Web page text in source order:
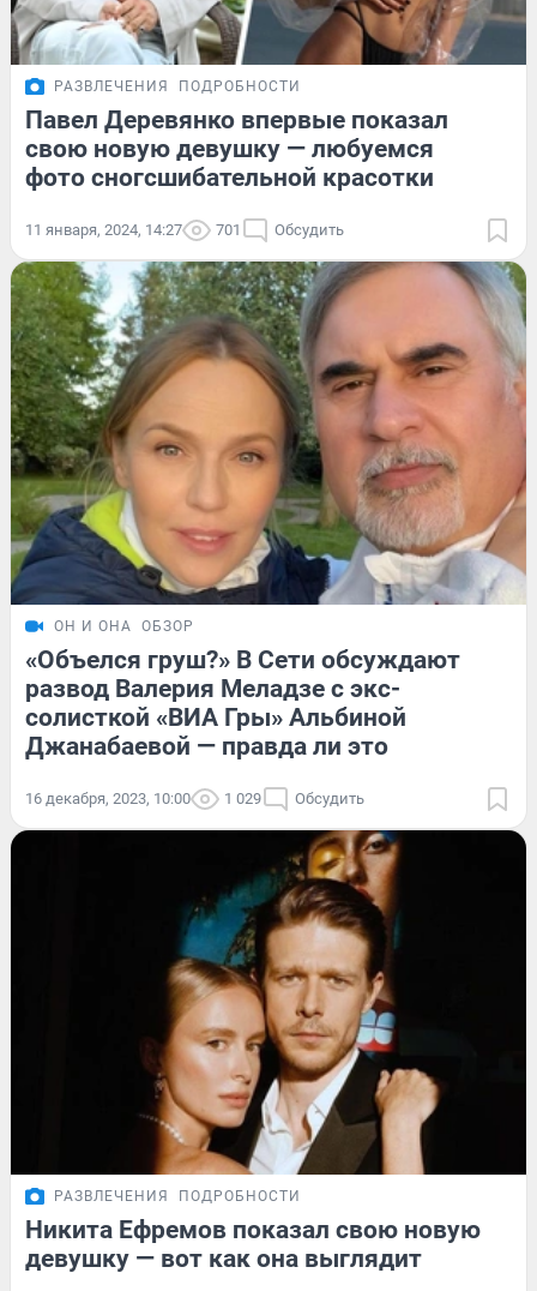
РАЗВЛЕЧЕНИЯ ПОДРОБНОСТИ
Павел Деревянко впервые показал
свою новую девушку — любуемся
фото сногсшибательной красотки
11 января, 2024, 14:27 701 Обсудить
ОН И ОНА ОБЗОР
«Объелся груш?» В Сети обсуждают
развод Валерия Меладзе с экс-
солисткой «ВИА Гры» Альбиной
Джанабаевой — правда ли это
16 декабря, 2023, 10:00 1 029 Обсудить
РАЗВЛЕЧЕНИЯ ПОДРОБНОСТИ
Никита Ефремов показал свою новую
девушку — вот как она выглядит